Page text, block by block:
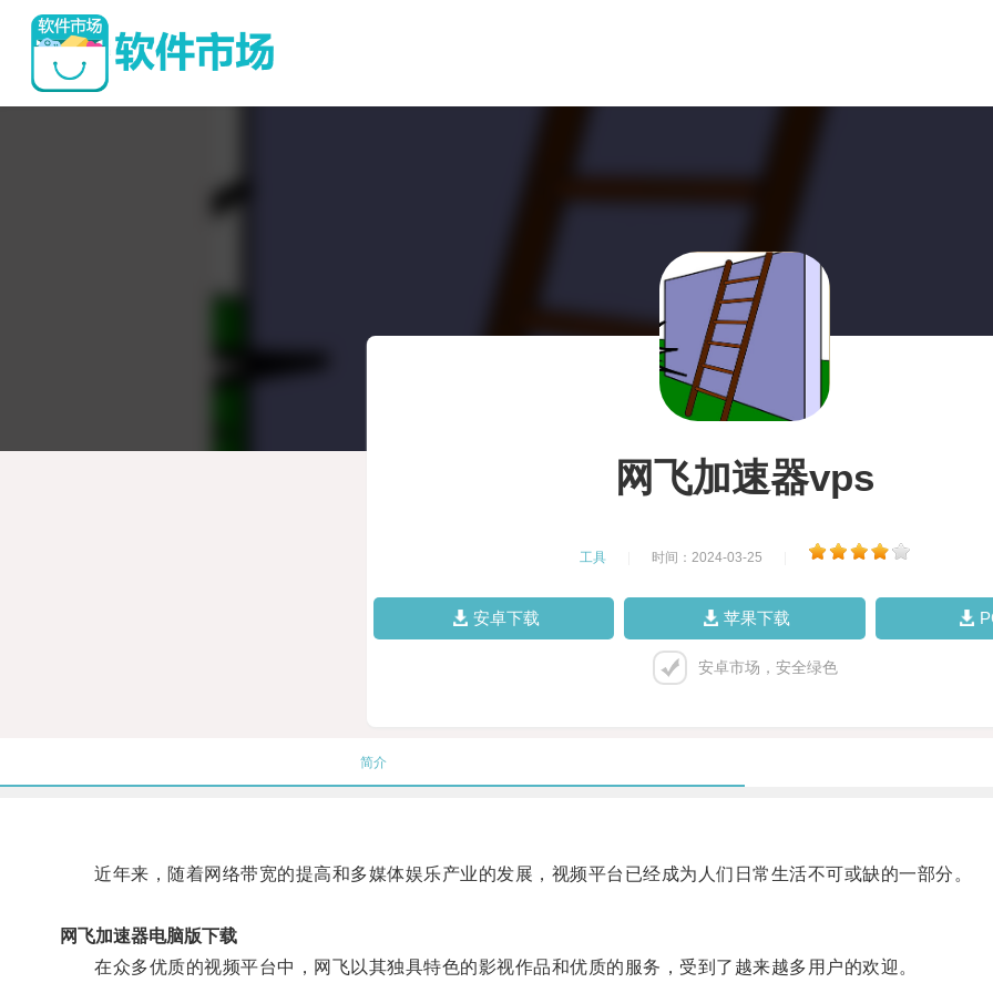
网飞加速器vps
工具 时间：2024-03-25
安卓下载 苹果下载
安卓市场，安全绿色
简介
近年来，随着网络带宽的提高和多媒体娱乐产业的发展，视频平台已经成为人们日常生活不可或缺的一部分。
网飞加速器电脑版下载
在众多优质的视频平台中，网飞以其独具特色的影视作品和优质的服务，受到了越来越多用户的欢迎。